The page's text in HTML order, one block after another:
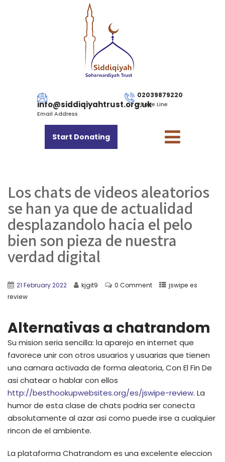
info@siddiqiyahtrust.org.uk
Email Address
02039879220
Phone Line
Start Donating
Los chats de videos aleatorios
se han ya que de actualidad
desplazandolo hacia el pelo
bien son pieza de nuestra
verdad digital
21 February 2022 kjgit9 0 Comment
jswipe es
review
Alternativas a chatrandom
Su mision seri­a sencilla: la aparejo en internet que
favorece unir con otros usuarios y usuarias que tienen
una camara activada de forma aleatoria, Con El Fin De
asi chatear o hablar con ellos
http://besthookupwebsites.org/es/jswipe-review. La
humor de esta clase de chats podri­a ser conecta
absolutamente al azar asi­ como puede irse a cualquier
rincon de el ambiente.
La plataforma Chatrandom es una excelente eleccion